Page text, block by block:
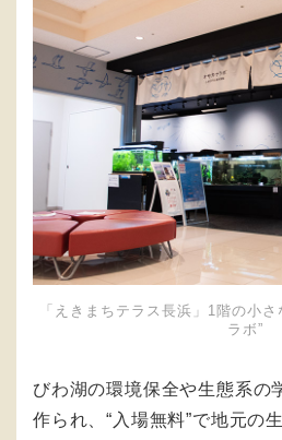
「えきまちテラス長浜」1階の小
ラボ”
びわ湖の環境保全や生態系の
作られ、“入場無料”で地元の